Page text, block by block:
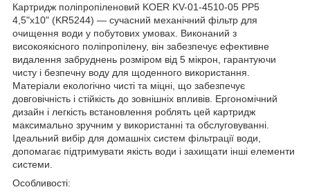
Картридж поліпропіленовий KOER KV-01-4510-05 PP5
4,5"x10" (KR5244) — сучасний механічний фільтр для
очищення води у побутових умовах. Виконаний з
високоякісного поліпропілену, він забезпечує ефективне
видалення забруднень розміром від 5 мікрон, гарантуючи
чисту і безпечну воду для щоденного використання.
Матеріали екологічно чисті та міцні, що забезпечує
довговічність і стійкість до зовнішніх впливів. Ергономічний
дизайн і легкість встановлення роблять цей картридж
максимально зручним у використанні та обслуговуванні.
Ідеальний вибір для домашніх систем фільтрації води,
допомагає підтримувати якість води і захищати інші елементи
системи.
Особливості: